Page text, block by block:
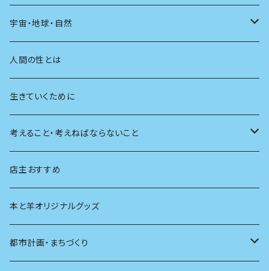
友達
学校
宇宙・地球・自然
動物
植物
天体
生物
人間の性とは
生きていくために
考えること・考えねばならないこと
創元社 シリーズ「あいだで考える」
店主おすすめ
本と羊オリジナルグッズ
都市計画・まちづくり